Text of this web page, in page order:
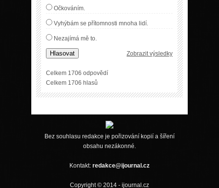
Očkováním.
Vyhýbám se přítomnosti mnoha lidí.
Nezajímá mě to.
Hlasovat Zobrazit výsledky
Celkem 1706 odpovědí
Celkem 1706 hlasů
Bez souhlasu redakce je pořizování kopií a šíření
obsahu nezákonné.
Kontakt: redakce@ijournal.cz
Copyright © 2014 - ijournal.cz